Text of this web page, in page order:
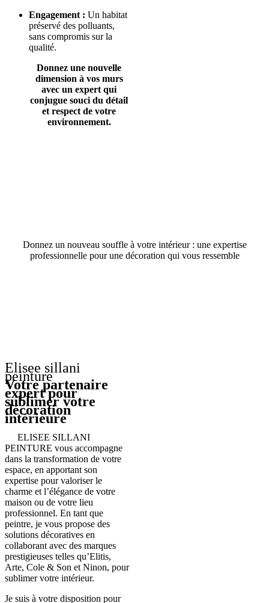
Engagement : Un habitat
préservé des polluants,
sans compromis sur la
qualité.
Donnez une nouvelle
dimension à vos murs
avec un expert qui
conjugue souci du détail
et respect de votre
environnement.
Donnez un nouveau souffle à votre intérieur : une expertise
professionnelle pour une décoration qui vous ressemble
Elisee sillani
peinture
Votre partenaire
expert pour
sublimer votre
décoration
intérieure
ELISEE SILLANI
PEINTURE vous accompagne
dans la transformation de votre
espace, en apportant son
expertise pour valoriser le
charme et l’élégance de votre
maison ou de votre lieu
professionnel. En tant que
peintre, je vous propose des
solutions décoratives en
collaborant avec des marques
prestigieuses telles qu’Elitis,
Arte, Cole & Son et Ninon, pour
sublimer votre intérieur.
Je suis à votre disposition pour